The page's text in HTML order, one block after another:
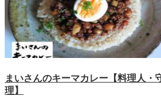
まいさんのキーマカレー【料理人・
理】